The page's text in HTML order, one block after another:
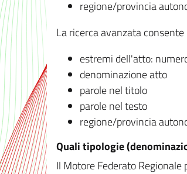
regione/provincia
La ricerca avanzata
estremi dell'atto:
denominazione atto
parole nel titolo
parole nel testo
regione/provincia
Quali tipologie
Il Motore Federato